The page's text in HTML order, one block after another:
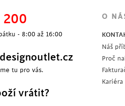
200
- 8:00 až 16:00
tu pro vás.
vrátit?
O
Náš
Proč
Kariéra